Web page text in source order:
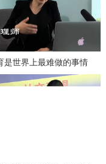
是世界上最难做的事情